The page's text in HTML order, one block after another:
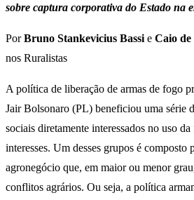
sobre captura corporativa do Estado na
PorBruno Stankevicius Bassi e Caio de
nos Ruralistas
A política de liberação de armas de fogo
Jair Bolsonaro (PL) beneficiou uma série
sociais diretamente interessados no uso
interesses. Um desses grupos é composto
agronegócio que, em maior ou menor
conflitos agrários. Ou seja, a política